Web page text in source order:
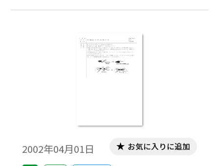
ど伝説であり真偽のほどは不明ですが，今
つながったというエピソードを紹介しまし
ょう。[キーワード]ペニシリン・大陸移動
説・ペーパークロマトグラフィー・導電性
プラスチック・筑波大学名誉教授の白川英
2002年04月01日 お気に入りに追加